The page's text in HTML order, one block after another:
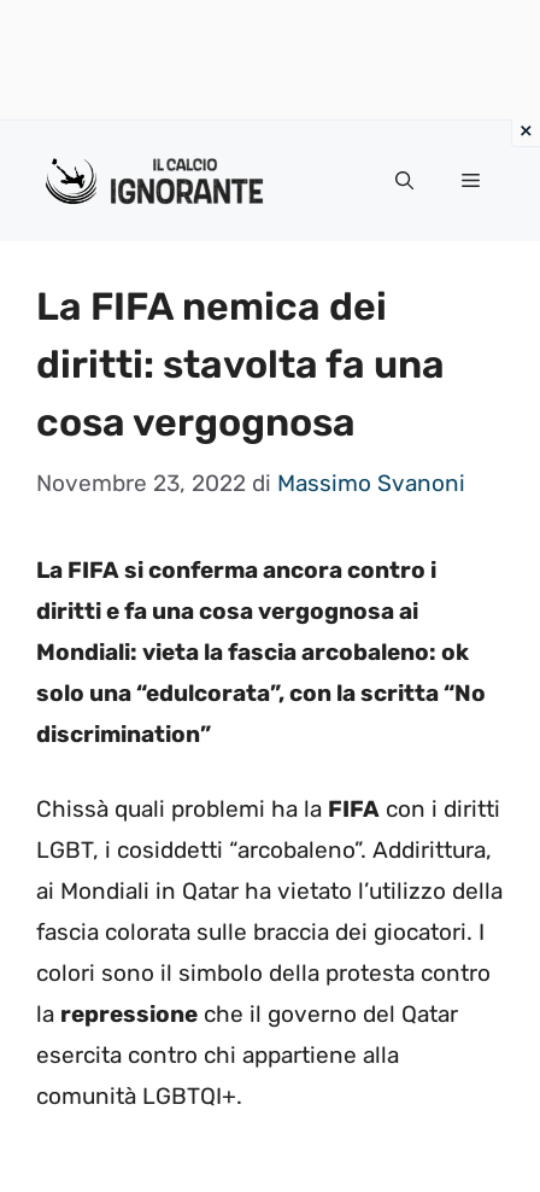
Menu
La FIFA nemica dei
diritti: stavolta fa una
cosa vergognosa
Novembre 23, 2022 di Massimo Svanoni
La FIFA si conferma ancora contro i
diritti e fa una cosa vergognosa ai
Mondiali: vieta la fascia arcobaleno: ok
solo una “edulcorata”, con la scritta “No
discrimination”
Chissà quali problemi ha la FIFA con i diritti
LGBT, i cosiddetti “arcobaleno”. Addirittura,
ai Mondiali in Qatar ha vietato l’utilizzo della
fascia colorata sulle braccia dei giocatori. I
colori sono il simbolo della protesta contro
la repressione che il governo del Qatar
esercita contro chi appartiene alla
comunità LGBTQI+.